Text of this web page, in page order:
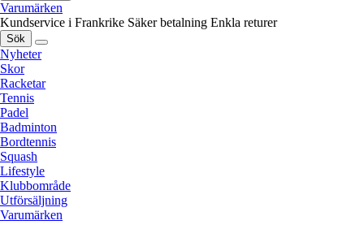
Varumärken
Kundservice i Frankrike Säker betalning Enkla returer
Sök
Nyheter
Skor
Racketar
Tennis
Padel
Badminton
Bordtennis
Squash
Lifestyle
Klubbområde
Utförsäljning
Varumärken